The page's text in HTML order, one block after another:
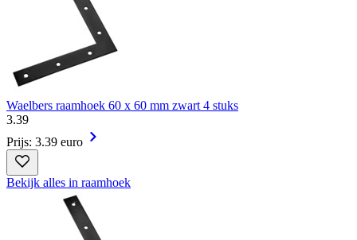
Waelbers raamhoek 60 x 60 mm zwart 4 stuks
3.39
Prijs: 3.39 euro
Bekijk alles in raamhoek